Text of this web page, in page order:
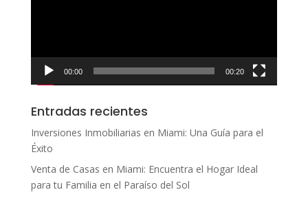
00:00 00:20
Entradas recientes
Inversiones Inmobiliarias en Miami: Una Guía para el
Éxito
Venta de Casas en Miami: Encuentra el Hogar Ideal
para tu Familia en el Paraíso del Sol